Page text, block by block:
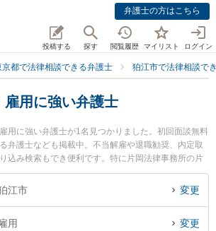
弁護士の方はこちら
投稿する 探す 閲覧履歴 マイリスト ログイン
京都で法律相談できる弁護士 狛江市で法律相談で
雇用に強い弁護士
用に強い弁護士が1名見つかりました。初回面談無料
弁護士なども掲載中。不当解雇や退職勧奨、内定取
込み検索もでき便利です。特に片岡法律事務所の片
ル情報や弁護士費用、強みなどが注目されていま
に発生した労働・雇用のトラブルを今すぐに弁護士
りの相談者さんにおすすめです。
江市 変更
用 変更